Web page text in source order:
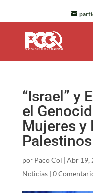
“Israel” y
el
Mujeres y
Palestinos
por Paco Col | Abr 19,
Noticias| 0